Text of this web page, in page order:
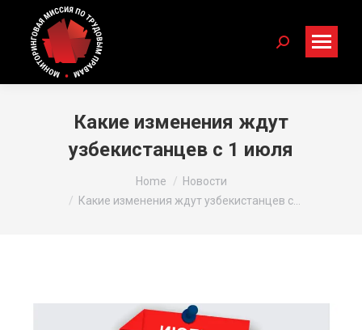
Search:
Какие изменения ждут
узбекистанцев с 1 июля
Home
Новости
Какие изменения ждут узбекистанцев с…